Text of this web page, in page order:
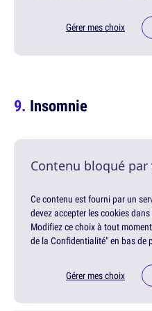
Gérer mes choix
Insomnie
Contenu bloqué
Ce contenu est fourni par un
devez accepter les cookies
Modifiez ce choix à tout
de la Confidentialité" en bas de
Gérer mes choix